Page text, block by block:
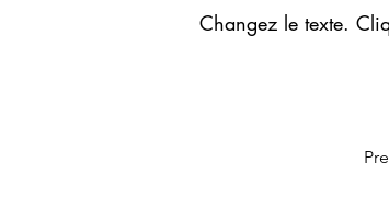
Changez le texte.